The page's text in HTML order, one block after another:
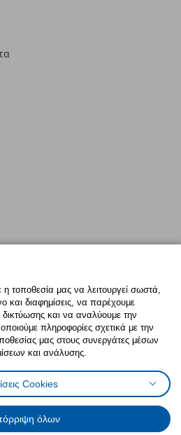
PinterestTwitter
ψηφιακής προσβασιμότητας
Ρυθμίσεις cookiesΌροι Χρήσης
Προσωπικών Δεδομένων
Δεδομένων για IKEA.com.cy
τοποθεσία μας να λειτουργεί σωστά,
και διαφημίσεις, να παρέχουμε
δικτύωσης και να αναλύουμε την
πληροφορίες σχετικά με την
μας στους συνεργάτες μέσων
και ανάλυσης.
Cookies
όλων